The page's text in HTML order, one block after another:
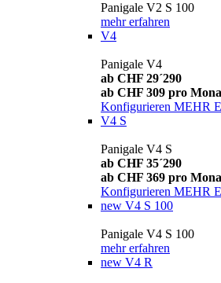
Panigale V2 S 100
mehr erfahren
V4
Panigale V4
ab CHF 29´290
ab CHF 309 pro
Konfigurieren MEHR
V4 S
Panigale V4 S
ab CHF 35´290
ab CHF 369 pro
Konfigurieren MEHR
new V4 S 100
Panigale V4 S 100
mehr erfahren
new V4 R